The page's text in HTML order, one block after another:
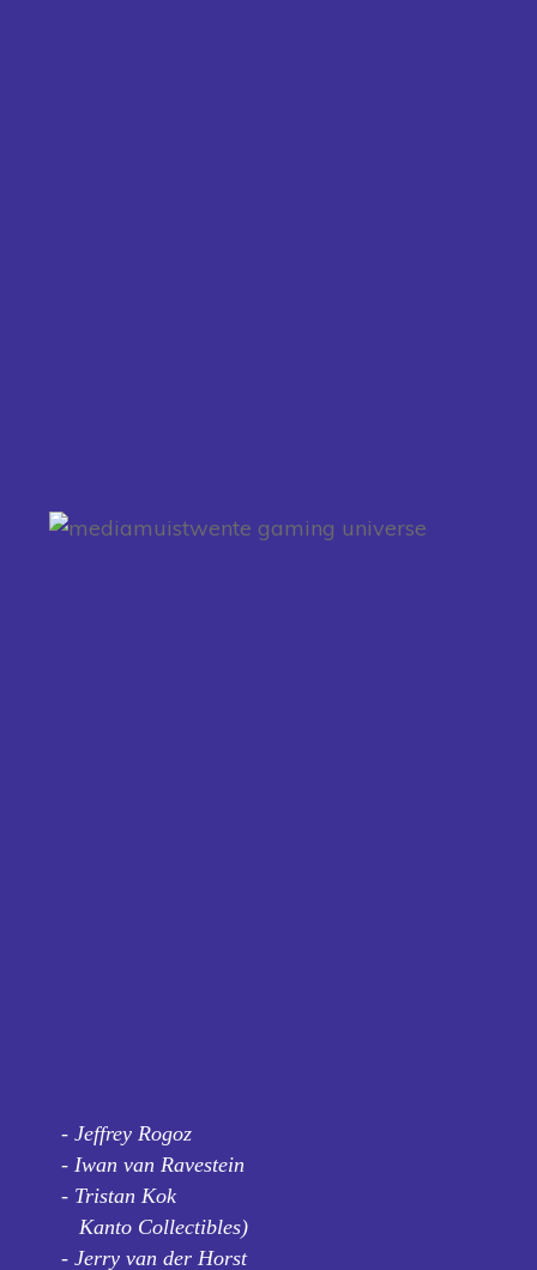
- Jeffrey Rogoz
- Iwan van Ravestein
- Tristan Kok
Kanto Collectibles)
- Jerry van der Horst